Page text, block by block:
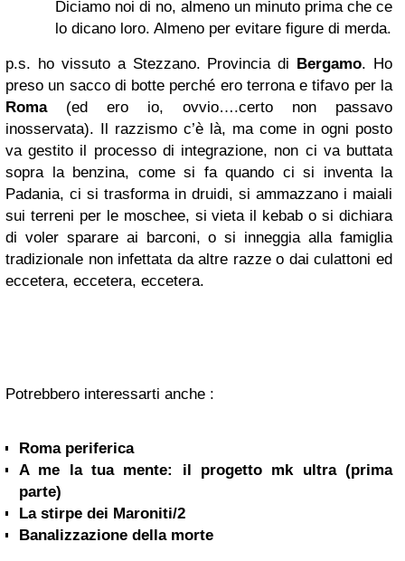
Diciamo noi di no, almeno un minuto prima che ce
lo dicano loro. Almeno per evitare figure di merda.
p.s. ho vissuto a Stezzano. Provincia di Bergamo. Ho
preso un sacco di botte perché ero terrona e tifavo per la
Roma(ed ero io, ovvio….certo non passavo
inosservata). Il razzismo c’è là, ma come in ogni posto
va gestito il processo di integrazione, non ci va buttata
sopra la benzina, come si fa quando ci si inventa la
Padania, ci si trasforma in druidi, si ammazzano i maiali
sui terreni per le moschee, si vieta il kebab o si dichiara
di voler sparare ai barconi, o si inneggia alla famiglia
tradizionale non infettata da altre razze o dai culattoni ed
eccetera, eccetera, eccetera.
Potrebbero interessarti anche :
Roma periferica
A me la tua mente: il progetto mk ultra (prima
parte)
La stirpe dei Maroniti/2
Banalizzazione della morte